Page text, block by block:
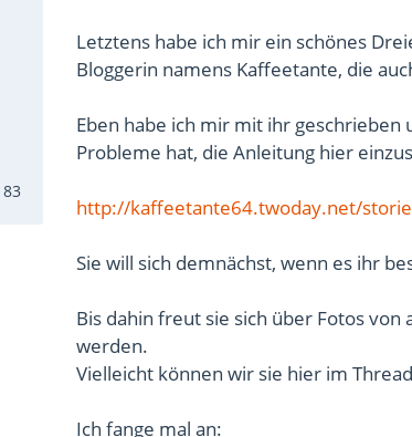
83
Letztens habe ich mir ein schönes
Bloggerin namens Kaffeetante, die
Eben habe ich mir mit ihr geschrieben
Probleme hat, die Anleitung hier
http://kaffeetante64.twoday.net/
Sie will sich demnächst, wenn es ihr
Bis dahin freut sie sich über Fotos
werden.
Vielleicht können wir sie hier im
Ich fange mal an: